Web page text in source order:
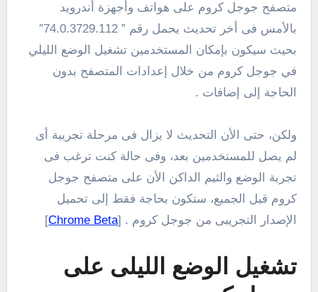
متصفح جوجل كروم على هواتف وأجهزة أندرويد
بالأمس فى أخر تحديث يحمل رقم ” 74.0.3729.112″
بحيث سيكون بإمكان المستخدمين تشغيل الوضع الليلي
في جوجل كروم من خلال إعدادات المتصفح بدون
الحاجة إلى إضافات .
ولكن، حتى الأن التحديث لا يزال فى مرحلة تجريبة أى
لم يصل للمستخدمين بعد، وفى حالة كنت ترغب فى
تجربة الوضع والثيم الداكن الأن على متصفح جوجل
كروم قبل الجميع، ستكون بحاجة فقط إلى تحميل
الإصدار التجريبى من جوجل كروم . [Chrome Beta
‏]
تشغيل الوضع الليلى على